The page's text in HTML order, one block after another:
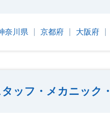
奈川県 京都府 大阪府
ッフ・メカニック